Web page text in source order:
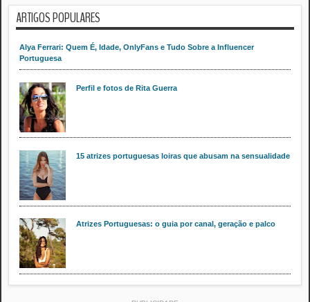
ARTIGOS POPULARES
Alya Ferrari: Quem É, Idade, OnlyFans e Tudo Sobre a Influencer
Portuguesa
Perfil e fotos de Rita Guerra
15 atrizes portuguesas loiras que abusam na sensualidade
Atrizes Portuguesas: o guia por canal, geração e palco